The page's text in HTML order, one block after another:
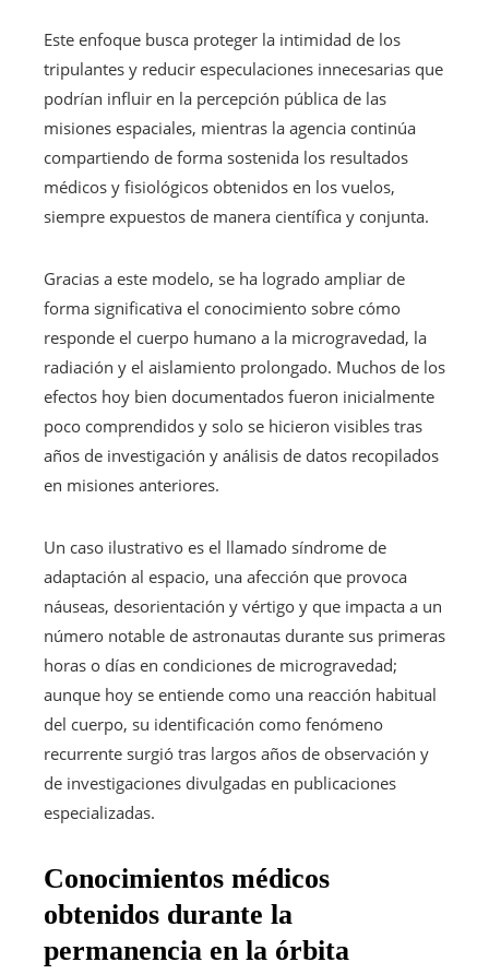
Este enfoque busca proteger la intimidad de los
tripulantes y reducir especulaciones innecesarias que
podrían influir en la percepción pública de las
misiones espaciales, mientras la agencia continúa
compartiendo de forma sostenida los resultados
médicos y fisiológicos obtenidos en los vuelos,
siempre expuestos de manera científica y conjunta.
Gracias a este modelo, se ha logrado ampliar de
forma significativa el conocimiento sobre cómo
responde el cuerpo humano a la microgravedad, la
radiación y el aislamiento prolongado. Muchos de los
efectos hoy bien documentados fueron inicialmente
poco comprendidos y solo se hicieron visibles tras
años de investigación y análisis de datos recopilados
en misiones anteriores.
Un caso ilustrativo es el llamado síndrome de
adaptación al espacio, una afección que provoca
náuseas, desorientación y vértigo y que impacta a un
número notable de astronautas durante sus primeras
horas o días en condiciones de microgravedad;
aunque hoy se entiende como una reacción habitual
del cuerpo, su identificación como fenómeno
recurrente surgió tras largos años de observación y
de investigaciones divulgadas en publicaciones
especializadas.
Conocimientos médicos
obtenidos durante la
permanencia en la órbita